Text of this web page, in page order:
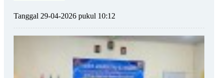
Tanggal 29-04-2026 pukul 10:12